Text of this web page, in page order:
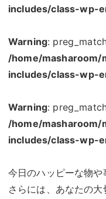
includes/class-wp-
Warning:
/home/masharoom/
includes/class-wp-
Warning:
/home/masharoom/
includes/class-wp-
今日のハッピーな物や
さらには、あなたの